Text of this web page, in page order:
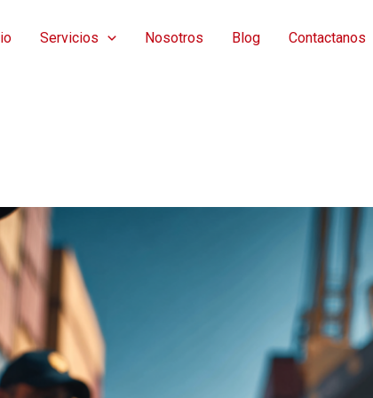
Servicios Nosotros Blog Contactanos